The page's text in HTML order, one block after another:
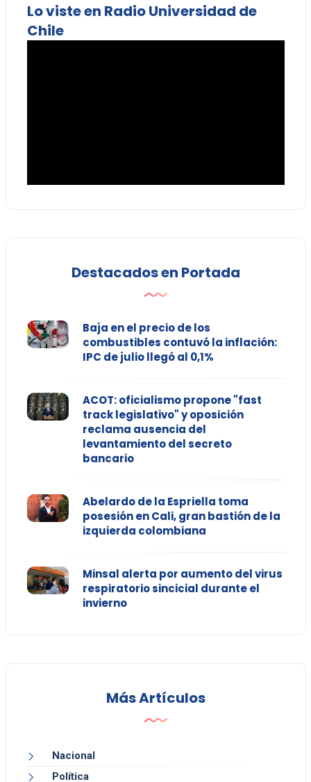
Lo viste en Radio Universidad de
Chile
Destacados en Portada
Baja en el precio de los
combustibles contuvó la inflación:
IPC de julio llegó al 0,1%
ACOT: oficialismo propone "fast
track legislativo" y oposición
reclama ausencia del
levantamiento del secreto
bancario
Abelardo de la Espriella toma
posesión en Cali, gran bastión de la
izquierda colombiana
Minsal alerta por aumento del virus
respiratorio sincicial durante el
invierno
Más Artículos
Nacional
Política